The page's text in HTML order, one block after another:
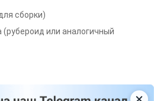
сборки)
или аналогичный